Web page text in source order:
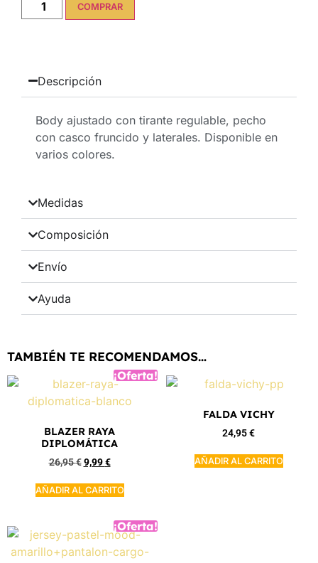
COMPRAR
Descripción
Body ajustado con tirante regulable, pecho
con casco fruncido y laterales. Disponible en
varios colores.
Medidas
Composición
Envío
Ayuda
TAMBIÉN TE RECOMENDAMOS…
¡Oferta!
BLAZER RAYA
DIPLOMÁTICA
26,95€ 9,99€
AÑADIR AL CARRITO
FALDA VICHY
24,95€
AÑADIR AL CARRITO
¡Oferta!